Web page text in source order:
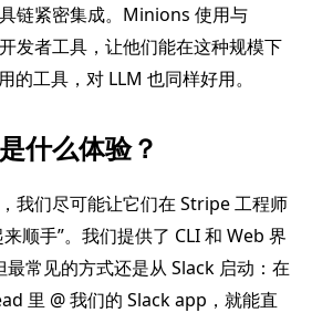
链紧密集成。Minions 使用与
发者工具，让他们能在这种规模下
的工具，对 LLM 也同样好用。
什么体验？
我们尽可能让它们在 Stripe 工程师
顺手”。我们提供了 CLI 和 Web 界
常见的方式还是从 Slack 启动：在
里 @ 我们的 Slack app，就能直